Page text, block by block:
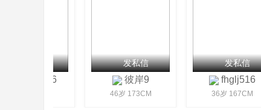
发私信
彼岸9
46岁 173CM
发私信
fhglj516
36岁 167CM